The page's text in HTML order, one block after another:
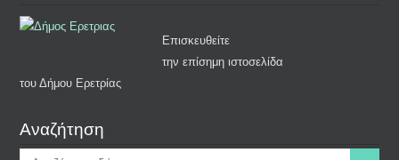
Επισκευθείτε
την επίσημη ιστοσελίδα
του Δήμου Ερετρίας
Αναζήτηση